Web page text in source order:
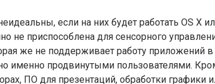
если на них будет работать OS X
не приспособлена для сенсорного
же не поддерживает работу приложений
именно продвинутыми пользователями.
ПО для презентаций, обработки графики